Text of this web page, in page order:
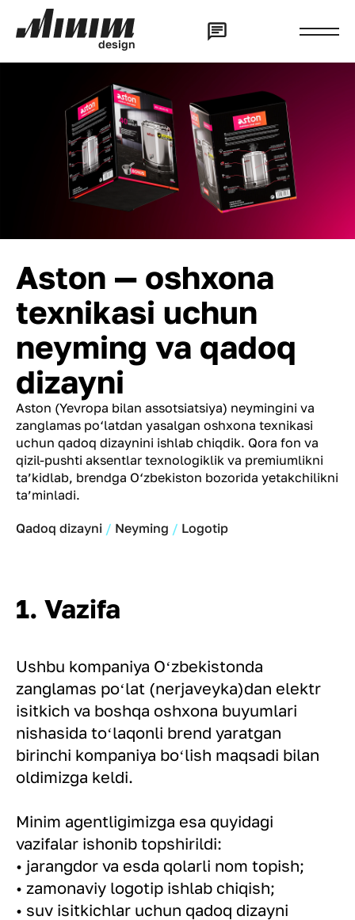
design
Aston — oshxona
texnikasi uchun
neyming va qadoq
dizayni
Aston (Yevropa bilan assotsiatsiya) neymingini va
zanglamas po‘latdan yasalgan oshxona texnikasi
uchun qadoq dizaynini ishlab chiqdik. Qora fon va
qizil-pushti aksentlar texnologiklik va premiumlikni
ta’kidlab, brendga O‘zbekiston bozorida yetakchilikni
ta’minladi.
Qadoq dizayni Neyming Logotip
1. Vazifa
Ushbu kompaniya Oʻzbekistonda
zanglamas poʻlat (nerjaveyka)dan elektr
isitkich va boshqa oshxona buyumlari
nishasida toʻlaqonli brend yaratgan
birinchi kompaniya boʻlish maqsadi bilan
oldimizga keldi.
Minim agentligimizga esa quyidagi
vazifalar ishonib topshirildi:
• jarangdor va esda qolarli nom topish;
• zamonaviy logotip ishlab chiqish;
• suv isitkichlar uchun qadoq dizayni